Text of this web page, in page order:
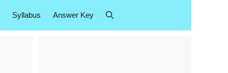
Syllabus Answer Key